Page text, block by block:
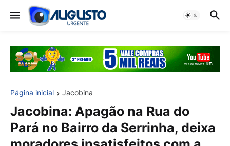
Página inicial Jacobina
Jacobina: Apagão na Rua do
Pará no Bairro da Serrinha, deixa